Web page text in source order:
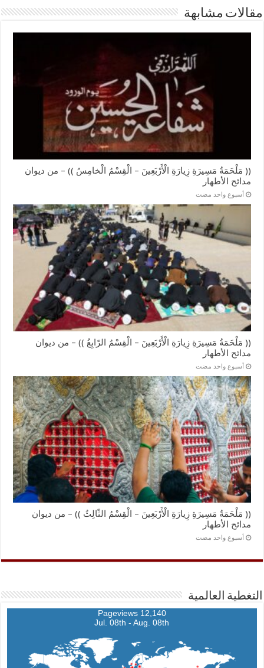
مقالات مشابهة
(( مَلْحَمَةُ مَسِيرَةِ زِيارَةِ الْأَرْبَعِينَ – الْقِسْمُ الْخامِسُ )) – من ديوان
مدائح الأطهار
‏أسبوع واحد مضت
(( مَلْحَمَةُ مَسِيرَةِ زِيارَةِ الْأَرْبَعِينَ – الْقِسْمُ الرّابِعُ )) – من ديوان
مدائح الأطهار
‏أسبوع واحد مضت
(( مَلْحَمَةُ مَسِيرَةِ زِيارَةِ الْأَرْبَعِينَ – الْقِسْمُ الثّالِثُ )) – من ديوان
مدائح الأطهار
‏أسبوع واحد مضت
التغطية العالمية
12,140 Pageviews
Jul. 08th - Aug. 08th